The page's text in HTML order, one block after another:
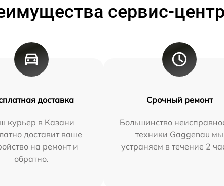
сервис-
доставка
курьер в Казани
доставит ваше
на ремонт и
обратно.
Срочный ремонт
Большинство
техники Gaggenau мы
устраняем в течение 2